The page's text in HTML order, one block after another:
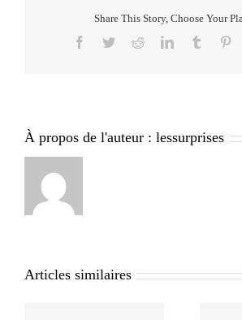
Share This Story, Choose Your
Facebook
TwitterRedditLinkedInTumblr
À propos de l'auteur : lessurprises
Articles similaires